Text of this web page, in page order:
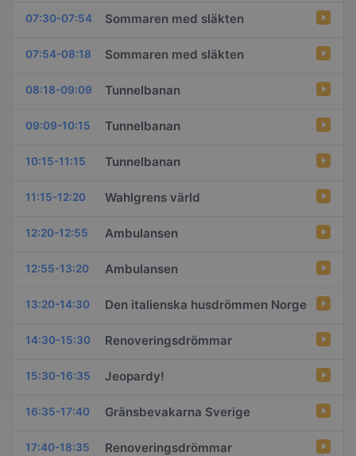
07:30-07:54 Sommaren med släkten
07:54-08:18 Sommaren med släkten
08:18-09:09 Tunnelbanan
09:09-10:15 Tunnelbanan
10:15-11:15 Tunnelbanan
11:15-12:20 Wahlgrens värld
12:20-12:55 Ambulansen
12:55-13:20 Ambulansen
13:20-14:30 Den italienska husdrömmen Norge
14:30-15:30 Renoveringsdrömmar
15:30-16:35 Jeopardy!
16:35-17:40 Gränsbevakarna Sverige
17:40-18:35 Renoveringsdrömmar